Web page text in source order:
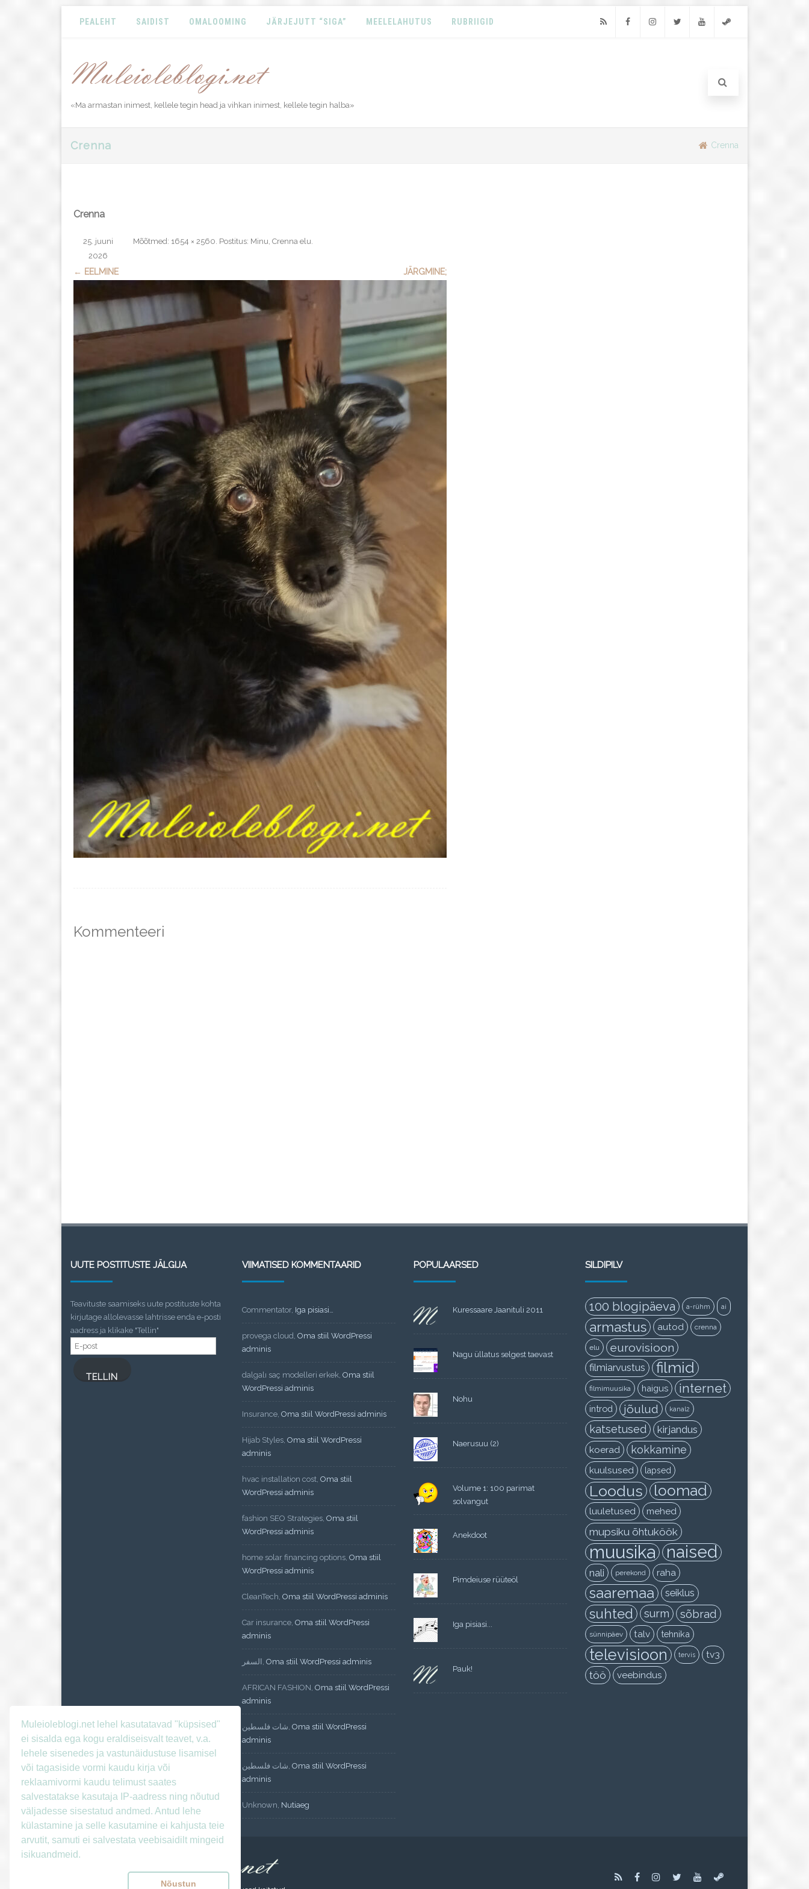
PEALEHT SAIDIST OMALOOMING JÄRJEJUTT “SIGA” MEELELAHUTUS RUBRIIGID
«Ma armastan inimest, kellele tegin head ja vihkan inimest, kellele tegin halba»
Crenna Crenna
Crenna
Mõõtmed:
25. juuni
2026
1654 × 2560. Postitus: Minu, Crenna elu.
← EELMINE JÄRGMINE;
Kommenteeri
UUTE POSTITUSTE JÄLGIJA
Teavituste saamiseks uute postituste kohta
kirjutage allolevasse lahtrisse enda e-posti
aadress ja klikake "Tellin"
E-
post
TELLIN
VIIMATISED KOMMENTAARID
Commentator, Iga pisiasi…
provega cloud, Oma stiil WordPressi
adminis
dalgalı saç modelleri erkek, Oma stiil
WordPressi adminis
Insurance, Oma stiil WordPressi adminis
Hijab Styles, Oma stiil WordPressi
adminis
hvac installation cost, Oma stiil
WordPressi adminis
fashion SEO Strategies, Oma stiil
WordPressi adminis
home solar financing options, Oma stiil
WordPressi adminis
CleanTech, Oma stiil WordPressi adminis
Car insurance, Oma stiil WordPressi
adminis
السفر , Oma stiil WordPressi adminis
AFRICAN FASHION, Oma stiil WordPressi
adminis
شات فلسطين, Oma stiil WordPressi
adminis
شات فلسطين, Oma stiil WordPressi
adminis
Unknown, Nutiaeg
POPULAARSED
Kuressaare Jaanituli 2011
Nagu üllatus selgest taevast
Nohu
Naerusuu (2)
Volume 1: 100 parimat
solvangut
Anekdoot
Pimdeiuse rüüteöl
Iga pisiasi...
Pauk!
SILDIPILV
100 blogipäeva a-rühm ai
armastus autod crenna
elu eurovisioon
filmiarvustus filmid
filmimuusika haigus internet
introd jõulud kanal2
katsetused kirjandus
koerad kokkamine
kuulsused lapsed
Loodus loomad
luuletused mehed
mupsiku õhtuköök
muusika naised
nali perekond raha
saaremaa seiklus
suhted surm sõbrad
sünnipäev talv tehnika
televisioon tervis tv3
töö veebindus
Muleioleblogi.net lehel kasutatavad "küpsised"
ei sisalda ega kogu eraldiseisvalt teavet, v.a.
lehele sisenedes ja vastunäidustuse lisamisel
või tagasiside vormi kaudu kirja või
reklaamivormi kaudu telimust saates
salvestatakse kasutaja IP-aadress ning nõutud
väljadesse sisestatud andmed. Antud lehe
külastamine ja selle kasutamine ei kahjusta teie
arvutit, samuti ei salvestata veebisaidilt mingeid
isikuandmeid.
Nõustun